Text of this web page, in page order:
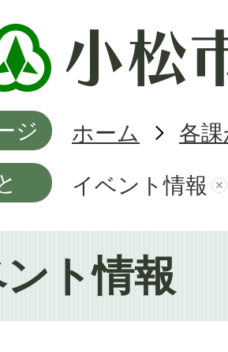
ジ ホーム
各
イベント情報
ト情報